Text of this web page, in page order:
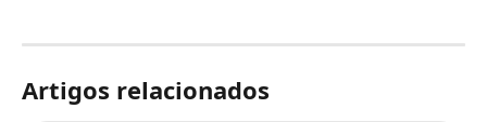
Artigos relacionados